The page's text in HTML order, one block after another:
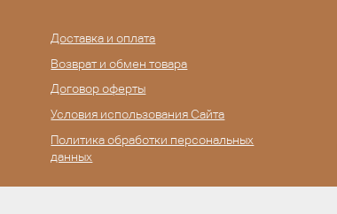
Доставка и оплата
Возврат и обмен товара
Договор оферты
Условия использования Сайта
Политика обработки персональных
данных